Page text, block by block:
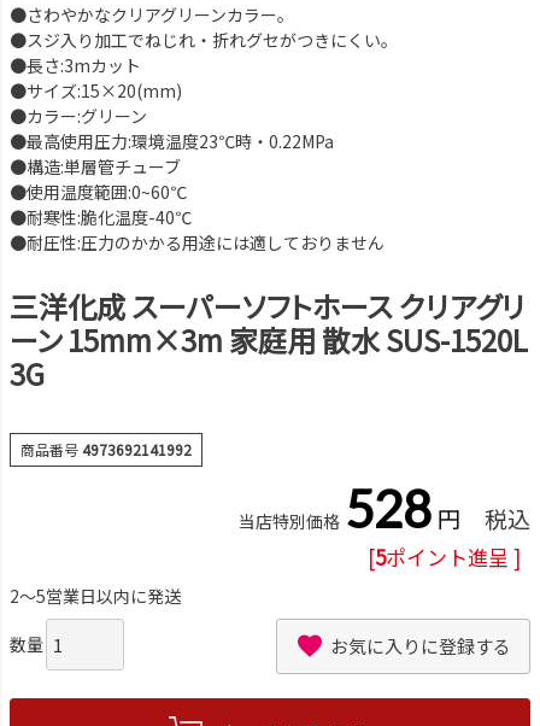
●さわやかなクリアグリーンカラー。
●スジ入り加工でねじれ・折れグセがつきにくい。
●長さ:3mカット
●サイズ:15×20(mm)
●カラー:グリーン
●最高使用圧力:環境温度23℃時・0.22MPa
●構造:単層管チューブ
●使用温度範囲:0~60℃
●耐寒性:脆化温度-40℃
●耐圧性:圧力のかかる用途には適しておりません
三洋化成 スーパーソフトホース クリアグリ
ーン 15mm×3m 家庭用 散水 SUS-1520L
3G
商品番号4973692141992
当店特別価格 528 税込
[5ポイント進呈 ]
2～5営業日以内に発送
お気に入りに登録する